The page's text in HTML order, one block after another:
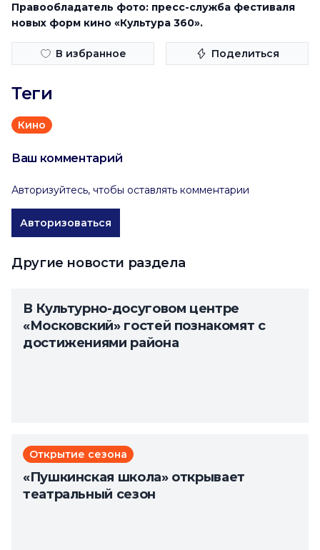
Правообладатель фото: пресс-служба фестиваля
новых форм кино «Культура 360».
В избранное Поделиться
Теги
Кино
Ваш комментарий
Авторизуйтесь, чтобы оставлять комментарии
Авторизоваться
Другие новости раздела
В Культурно-досуговом центре
«Московский» гостей познакомят с
достижениями района
Открытие сезона
«Пушкинская школа» открывает
театральный сезон